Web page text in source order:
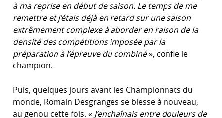
à ma reprise en début de saison. Le temps de me
remettre et j’étais déjà en retard sur une saison
extrêmement complexe à aborder en raison de la
densité des compétitions imposée par la
préparation à l’épreuve du combiné», confie le
champion.
Puis, quelques jours avant les Championnats du
monde, Romain Desgranges se blesse à nouveau,
au genou cette fois. « J’enchaînais entre douleurs de